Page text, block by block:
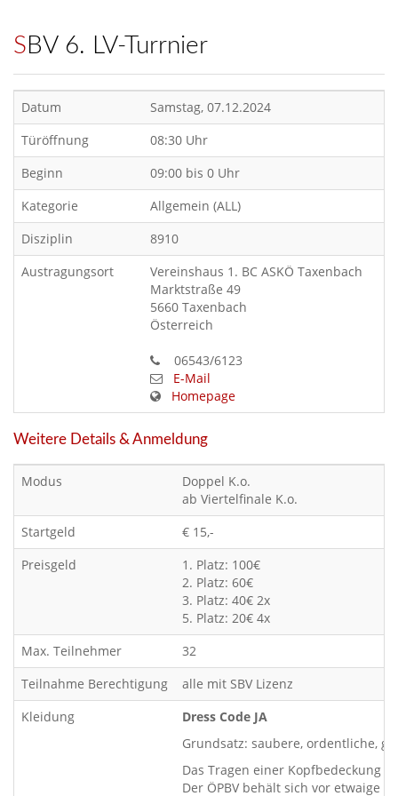
SBV 6. LV-Turrnier
Datum
Samstag, 07.12.2024
Türöffnung
08:30 Uhr
Beginn
09:00 bis 0 Uhr
Kategorie
Allgemein (ALL)
Disziplin
8910
Austragungsort
Vereinshaus 1. BC ASKÖ Taxenbach
Marktstraße 49
5660 Taxenbach
Österreich
06543/6123
E-Mail
Homepage
Weitere Details & Anmeldung
Modus
Doppel K.o.
ab Viertelfinale K.o.
Startgeld
€ 15,-
Preisgeld
1. Platz: 100€
2. Platz: 60€
3. Platz: 40€ 2x
5. Platz: 20€ 4x
Max. Teilnehmer
32
Teilnahme Berechtigung
alle mit SBV Lizenz
Kleidung
Dress Code JA
Grundsatz: saubere, ordentliche,
Das Tragen einer Kopfbedeckung
Der ÖPBV behält sich vor etwaige